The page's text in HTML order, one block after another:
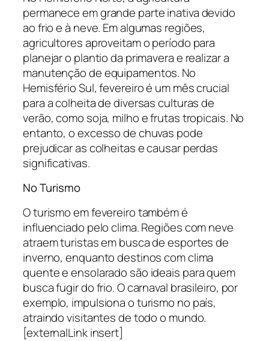
permanece em grande parte inativa devido
ao frio e à neve. Em algumas regiões,
agricultores aproveitam o período para
planejar o plantio da primavera e realizar a
manutenção de equipamentos. No
Hemisfério Sul, fevereiro é um mês crucial
para a colheita de diversas culturas de
verão, como soja, milho e frutas tropicais. No
entanto, o excesso de chuvas pode
prejudicar as colheitas e causar perdas
significativas.
No Turismo
O turismo em fevereiro também é
influenciado pelo clima. Regiões com neve
atraem turistas em busca de esportes de
inverno, enquanto destinos com clima
quente e ensolarado são ideais para quem
busca fugir do frio. O carnaval brasileiro, por
exemplo, impulsiona o turismo no país,
atraindo visitantes de todo o mundo.
[externalLink insert]